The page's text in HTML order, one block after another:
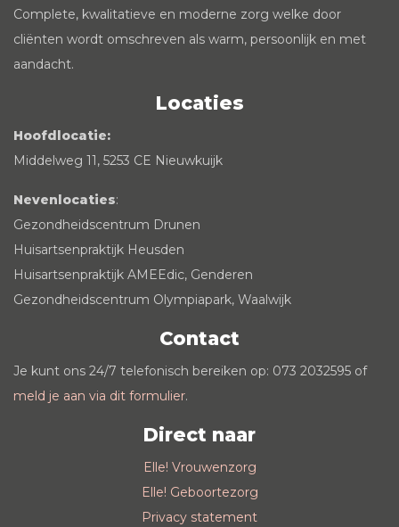
Complete, kwalitatieve en moderne zorg welke door
cliënten wordt omschreven als warm, persoonlijk en met
aandacht.
Locaties
Hoofdlocatie:
Middelweg 11, 5253 CE Nieuwkuijk
Nevenlocaties:
Gezondheidscentrum Drunen
Huisartsenpraktijk Heusden
Huisartsenpraktijk AMEEdic, Genderen
Gezondheidscentrum Olympiapark, Waalwijk
Contact
Je kunt ons 24/7 telefonisch bereiken op: 073 2032595 of
meld je aan via dit formulier.
Direct naar
Elle! Vrouwenzorg
Elle! Geboortezorg
Privacy statement